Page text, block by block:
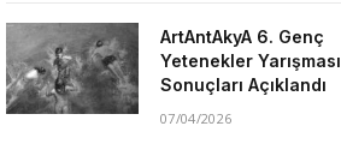
ArtAntAkyA 6. Genç
Yetenekler Yarışması
Sonuçları Açıklandı
07/04/2026